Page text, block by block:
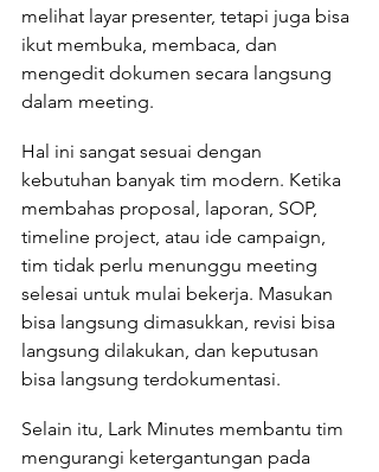
melihat layar presenter, tetapi juga bisa
ikut membuka, membaca, dan
mengedit dokumen secara langsung
dalam meeting.
Hal ini sangat sesuai dengan
kebutuhan banyak tim modern. Ketika
membahas proposal, laporan, SOP,
timeline project, atau ide campaign,
tim tidak perlu menunggu meeting
selesai untuk mulai bekerja. Masukan
bisa langsung dimasukkan, revisi bisa
langsung dilakukan, dan keputusan
bisa langsung terdokumentasi.
Selain itu, Lark Minutes membantu tim
mengurangi ketergantungan pada